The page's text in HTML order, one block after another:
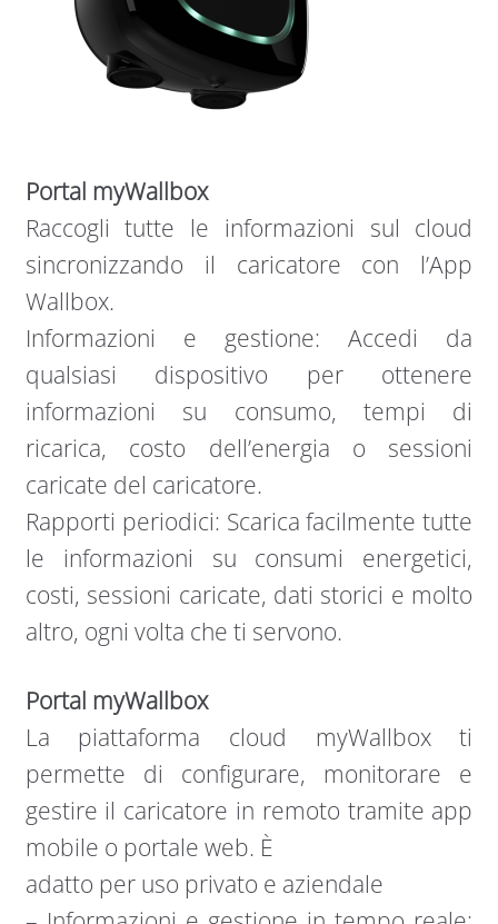
Portal myWallbox
Raccogli tutte le informazioni sul cloud
sincronizzando il caricatore con l’App
Wallbox.
Informazioni e gestione: Accedi da
qualsiasi dispositivo per ottenere
informazioni su consumo, tempi di
ricarica, costo dell’energia o sessioni
caricate del caricatore.
Rapporti periodici: Scarica facilmente tutte
le informazioni su consumi energetici,
costi, sessioni caricate, dati storici e molto
altro, ogni volta che ti servono.
Portal myWallbox
La piattaforma cloud myWallbox ti
permette di configurare, monitorare e
gestire il caricatore in remoto tramite app
mobile o portale web. È
adatto per uso privato e aziendale